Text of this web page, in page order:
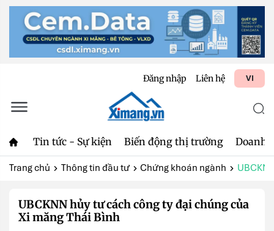
Đăng nhập Liên hệ VI
Tin tức - Sự kiện Biến động thị trường Doanh
Trang chủ Thông tin đầu tư Chứng khoán ngành
UBCKNN hủy tư cách công ty đại chúng của
Xi măng Thái Bình